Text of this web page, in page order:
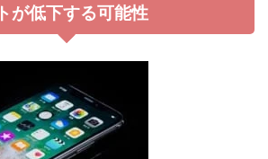
トが低下する可能性